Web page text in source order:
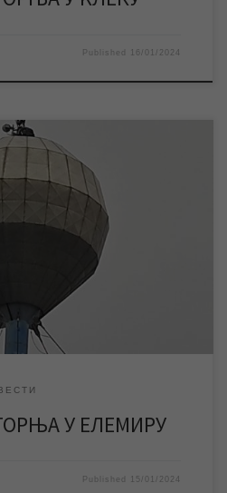
Published 16/01/2024
водоводне инфраструктуре у
и канализација“ извршиће у
у Елемиру. У уторак 16.
Зрењанин ће у оквиру
инфраструктуре у
прање водоторња у Елемиру.
У ЕЛЕМИРУ
Published 15/01/2024